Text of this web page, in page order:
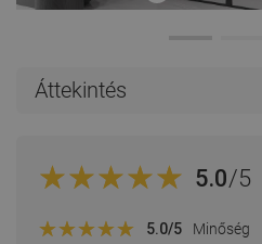
Áttekintés
5.0/5
5.0/5 Minőség